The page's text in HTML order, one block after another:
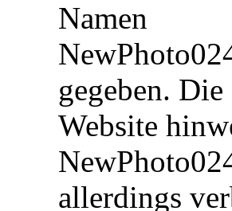
Namen
gegeben.
Website
allerdings